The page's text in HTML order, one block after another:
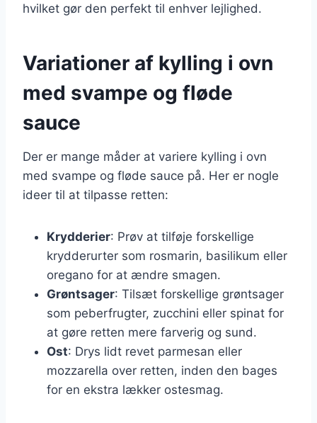
hvilket gør den perfekt til enhver lejlighed.
Variationer af kylling i ovn
med svampe og fløde
sauce
Der er mange måder at variere kylling i ovn
med svampe og fløde sauce på. Her er nogle
ideer til at tilpasse retten:
Krydderier: Prøv at tilføje forskellige
krydderurter som rosmarin, basilikum eller
oregano for at ændre smagen.
Grøntsager: Tilsæt forskellige grøntsager
som peberfrugter, zucchini eller spinat for
at gøre retten mere farverig og sund.
Ost: Drys lidt revet parmesan eller
mozzarella over retten, inden den bages
for en ekstra lækker ostesmag.